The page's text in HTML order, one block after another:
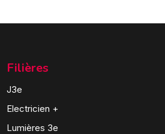
Filières
J3e
Electricien +
Lumières 3e